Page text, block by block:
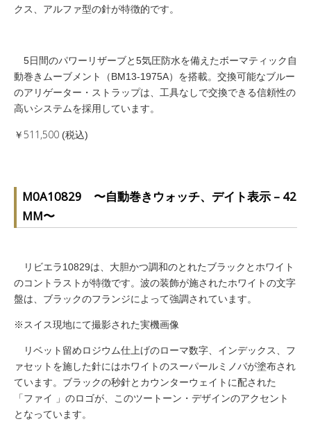
クス、アルファ型の針が特徴的です。
5日間のパワーリザーブと5気圧防水を備えたボーマティック自
動巻きムーブメント（BM13-1975A）を搭載。交換可能なブルー
のアリゲーター・ストラップは、工具なしで交換できる信頼性の
高いシステムを採用しています。
￥511,500 (税込)
M0A10829 〜自動巻きウォッチ、デイト表示 – 42
MM〜
リビエラ10829は、大胆かつ調和のとれたブラックとホワイト
のコントラストが特徴です。波の装飾が施されたホワイトの文字
盤は、ブラックのフランジによって強調されています。
※スイス現地にて撮影された実機画像
リベット留めロジウム仕上げのローマ数字、インデックス、フ
ァセットを施した針にはホワイトのスーパールミノバが塗布され
ています。ブラックの秒針とカウンターウェイトに配された
「ファイ 」のロゴが、このツートーン・デザインのアクセント
となっています。